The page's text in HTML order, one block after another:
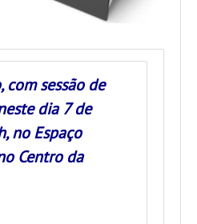
com sessão de
dia 7 de
no Espaço
Centro da